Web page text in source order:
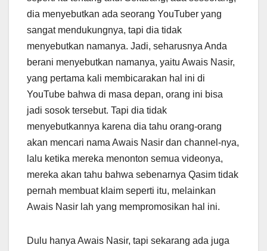
dia menyebutkan ada seorang YouTuber yang
sangat mendukungnya, tapi dia tidak
menyebutkan namanya. Jadi, seharusnya Anda
berani menyebutkan namanya, yaitu Awais Nasir,
yang pertama kali membicarakan hal ini di
YouTube bahwa di masa depan, orang ini bisa
jadi sosok tersebut. Tapi dia tidak
menyebutkannya karena dia tahu orang-orang
akan mencari nama Awais Nasir dan channel-nya,
lalu ketika mereka menonton semua videonya,
mereka akan tahu bahwa sebenarnya Qasim tidak
pernah membuat klaim seperti itu, melainkan
Awais Nasir lah yang mempromosikan hal ini.
Dulu hanya Awais Nasir, tapi sekarang ada juga